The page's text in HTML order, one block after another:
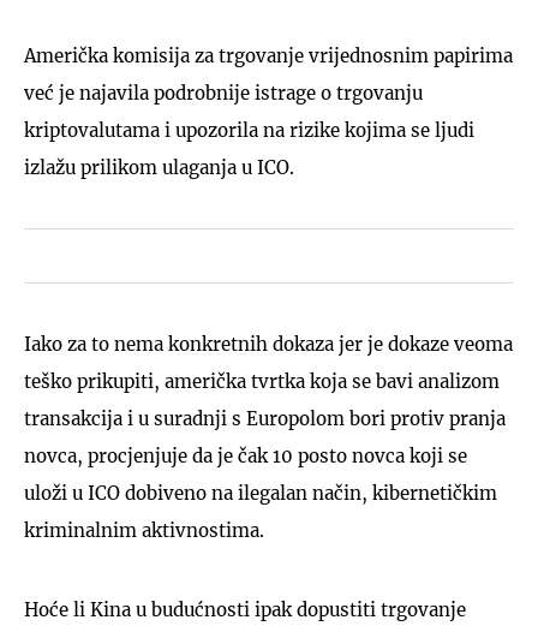
Američka komisija za trgovanje vrijednosnim papirima
već je najavila podrobnije istrage o trgovanju
kriptovalutama i upozorila na rizike kojima se ljudi
izlažu prilikom ulaganja u ICO.
Iako za to nema konkretnih dokaza jer je dokaze veoma
teško prikupiti, američka tvrtka koja se bavi analizom
transakcija i u suradnji s Europolom bori protiv pranja
novca, procjenjuje da je čak 10 posto novca koji se
uloži u ICO dobiveno na ilegalan način, kibernetičkim
kriminalnim aktivnostima.
Hoće li Kina u budućnosti ipak dopustiti trgovanje